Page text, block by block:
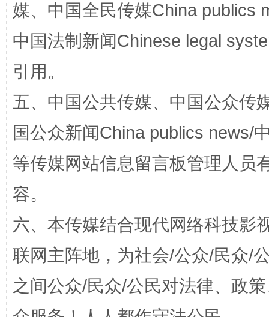
这是一记警钟！ 谢
今
媒、中国全民传媒China publics
中国法制新闻Chinese legal
引用。
五、中国公共传媒、中国公众传
国公众新闻China publics news/
等传媒网站信息留言板管理人员
容。
六、本传媒结合现代网络科技影
联网主阵地，为社会/公众/民众/
之间公众/民众/公民对法律、政